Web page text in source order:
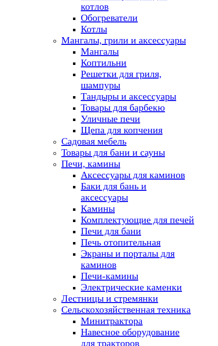
котлов
Обогреватели
Котлы
Мангалы, грили и аксессуары
Мангалы
Коптильни
Решетки для гриля,
шампуры
Тандыры и аксессуары
Товары для барбекю
Уличные печи
Щепа для копчения
Садовая мебель
Товары для бани и сауны
Печи, камины
Аксессуары для каминов
Баки для бань и
аксессуары
Камины
Комплектующие для печей
Печи для бани
Печь отопительная
Экраны и порталы для
каминов
Печи-камины
Электрические каменки
Лестницы и стремянки
Сельскохозяйственная техника
Минитрактора
Навесное оборудование
для тракторов